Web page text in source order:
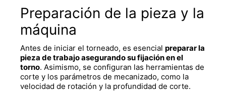
Preparación de la pieza y la
máquina
Antes de iniciar el torneado, es esencial preparar la
pieza de trabajo asegurando su fijación en el
torno. Asimismo, se configuran las herramientas de
corte y los parámetros de mecanizado, como la
velocidad de rotación y la profundidad de corte.